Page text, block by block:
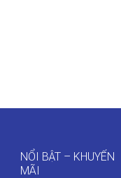
NỔI BẬT – KHUYẾN
MÃI